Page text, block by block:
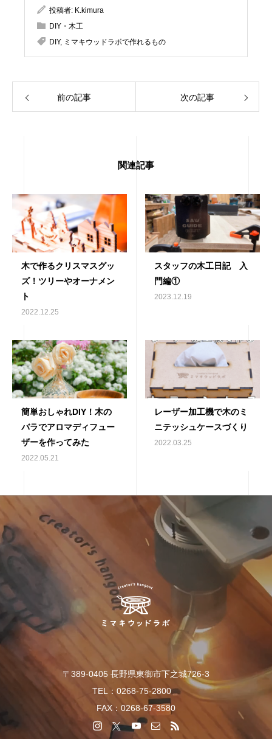
投稿者: K.kimura
DIY・木工
DIY, ミマキウッドラボで作れるもの
前の記事 次の記事
関連記事
木で作るクリスマスグッ
ズ！ツリーやオーナメン
ト
2022.12.25
スタッフの木工日記 入
門編①
2023.12.19
簡単おしゃれDIY！木の
バラでアロマディフュー
ザーを作ってみた
2022.05.21
レーザー加工機で木のミ
ニテッシュケースづくり
2022.03.25
〒389-0405 長野県東御市下之城726-3
TEL：0268-75-2800
FAX：0268-67-3580